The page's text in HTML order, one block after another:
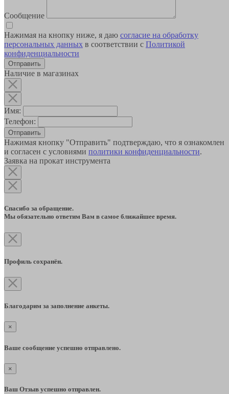
Сообщение
Нажимая на кнопку ниже, я даю согласие на обработку
персональных данных в соответствии с Политикой
конфиденциальности
Наличие в магазинах
Имя:
Телефон:
Отправить
Нажимая кнопку "Отправить" подтверждаю, что я ознакомлен
и согласен с условиями политики конфиденциальности.
Заявка на прокат инструмента
Спасибо за обращение.
Мы обязательно ответим Вам в самое ближайшее время.
Профиль сохранён.
Благодарим за заполнение анкеты.
×
Ваше сообщение успешно отправлено.
×
Ваш Отзыв успешно отправлен.